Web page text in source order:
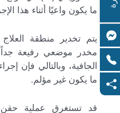
ما يكون واعيًا أثناء هذا
يتم تخدير منطقة
مخدر موضعي رفيعة جداً
الجافية، وبالتالي فإن
ما يكون غير مؤلم.
قد تستغرق عملية حقن